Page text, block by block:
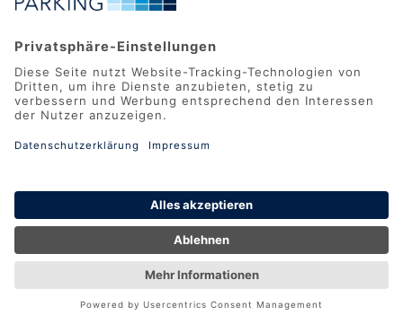
REGISTRIEREN
EINLOGGEN
Datenschutz AGB Impressum FAQ
© 2026 APCOA Deutschland GmbH